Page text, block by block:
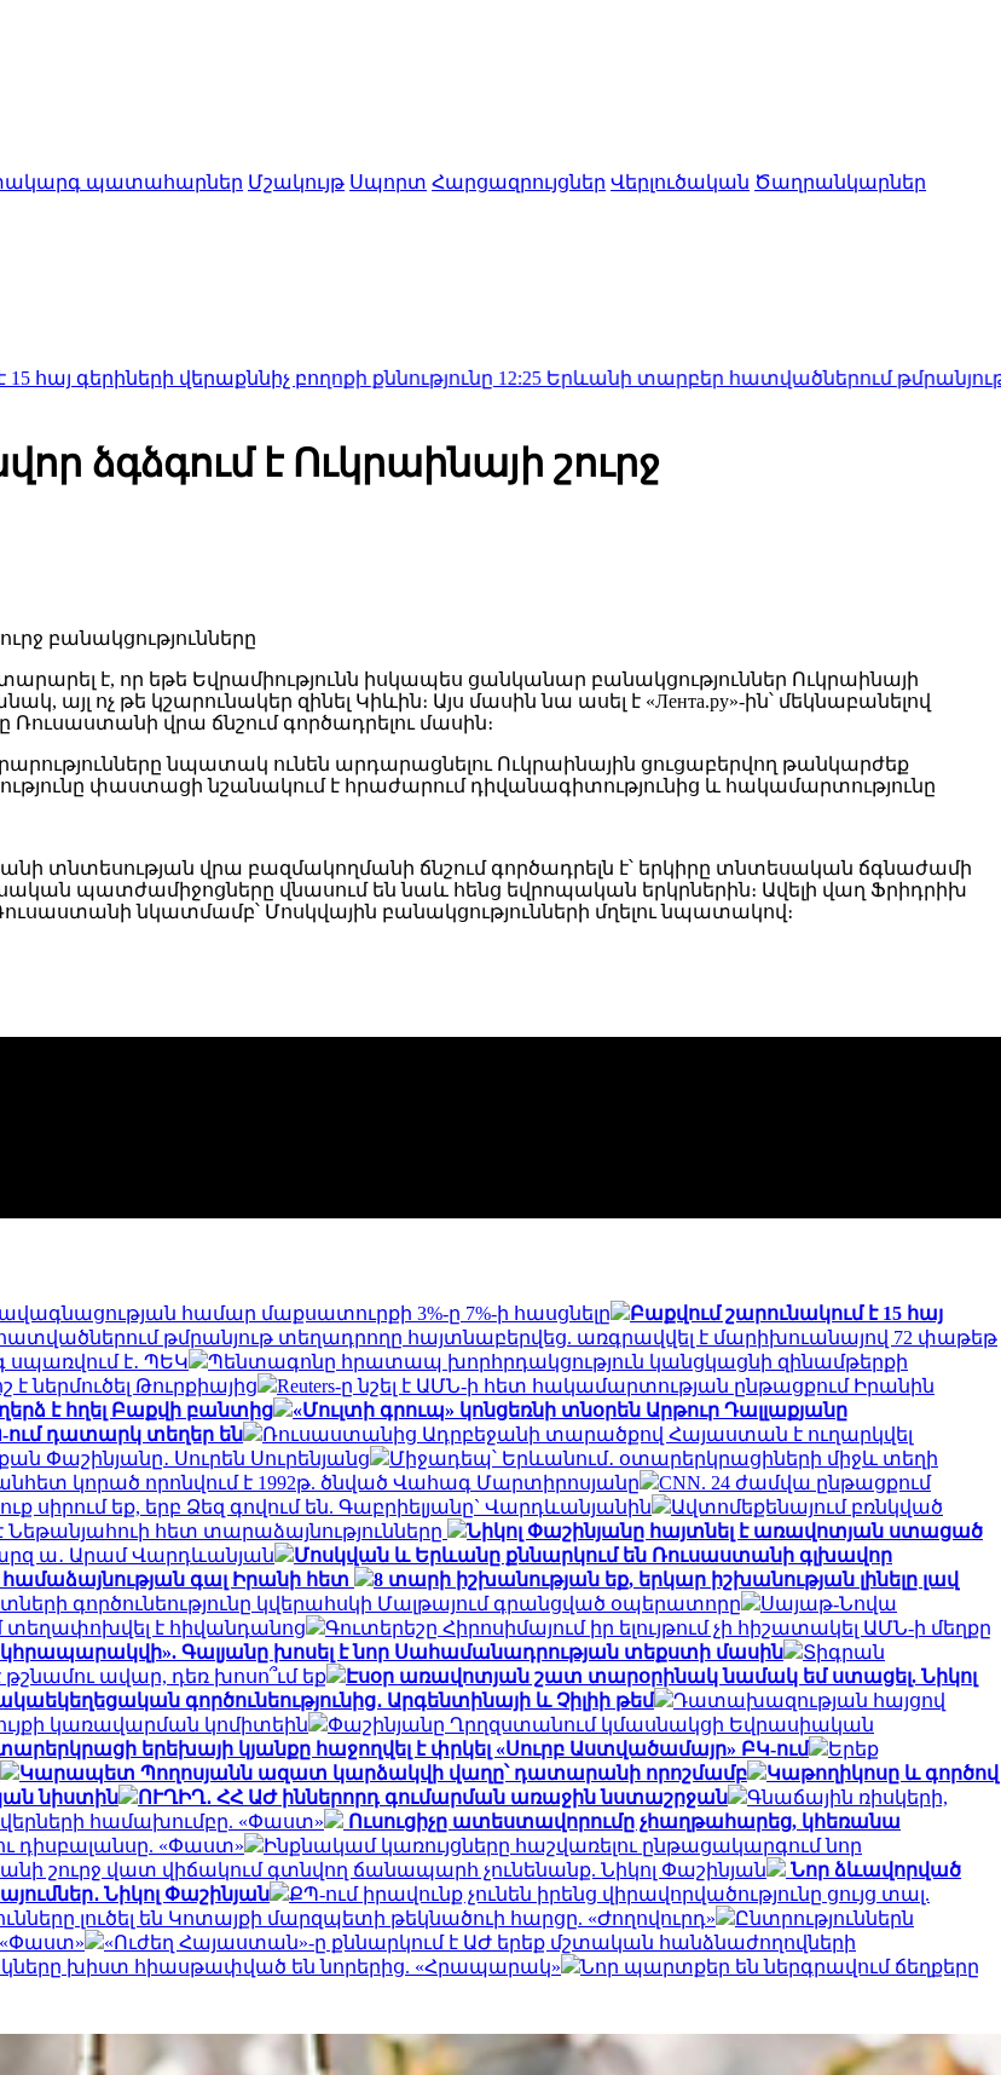
պատահարներ Մշակույթ Սպորտ Հարցազրույցներ Վերլուծական Ծաղրանկարներ
վերաքննիչ բողոքի քննությունը12:25Երևանի տարբեր հատվածներում թմրանյութ
ձգձգում է Ուկրաինայի շուրջ
է, որ եթե Եվրամիությունն իսկապես ցանկանար բանակցություններ Ուկրաինայի
ոչ թե կշարունակեր զինել Կիևին։ Այս մասին նա ասել է «Лента.ру»-ին՝ մեկնաբանելով
վրա ճնշում գործադրելու մասին։
նպատակ ունեն արդարացնելու Ուկրաինային ցուցաբերվող թանկարժեք
փաստացի նշանակում է հրաժարում դիվանագիտությունից և հակամարտությունը
տնտեսության վրա բազմակողմանի ճնշում գործադրելն է՝ երկիրը տնտեսական ճգնաժամի
պատժամիջոցները վնասում են նաև հենց եվրոպական երկրներին։ Ավելի վաղ Ֆրիդրիխ
նկատմամբ՝ Մոսկվային բանակցությունների մղելու նպատակով։
համար մաքսատուրքի 3%-ը 7%-ի հասցնելը
Բաքվում շարունակում է 15 հայ
թմրանյութ տեղադրողը հայտնաբերվեց. առգրավվել է մարիխուանայով 72 փաթեթ
սպառվում է․ ՊԵԿ
Պենտագոնը հրատապ խորհրդակցություն կանցկացնի զինամթերքի
ներմուծել Թուրքիայից
Reuters-ը նշել է ԱՄՆ-ի հետ հակամարտության ընթացքում Իրանին
է հղել Բաքվի բանտից
«Մուլտի գրուպ» կոնցեռնի տնօրեն Արթուր Դալլաքյանը
ում դատարկ տեղեր են
Ռուսաստանից Ադրբեջանի տարածքով Հայաստան է ուղարկվել
Փաշինյանը․ Սուրեն Սուրենյանց
Միջադեպ՝ Երևանում․ օտարերկրացիների միջև տեղի
կորած որոնվում է 1992թ. ծնված Վահագ Մարտիրոսյանը
CNN. 24 ժամվա ընթացքում
սիրում եք, երբ Ձեզ գովում են. Գաբրիելյանը` Վարդևանյանին
Ավտոմեքենայում բռնկված
Նեթանյահուի հետ տարաձայնությունները
Նիկոլ Փաշինյանը հայտնել է առավոտյան ստացած
ա․ Արամ Վարդևանյան
Մոսկվան և Երևանը քննարկում են Ռուսաստանի գլխավոր
համաձայնության գալ Իրանի հետ
8 տարի իշխանության եք, երկար իշխանության լինելը լավ
գործունեությունը կվերահսկի Մալթայում գրանցված օպերատորը
Սայաթ-Նովա
է հիվանդանոց
Գուտերեշը Հիրոսիմայում իր ելույթում չի հիշատակել ԱՄՆ-ի մեղքը
կհրապարակվի». Գալյանը խոսել է նոր Սահամանադրության տեքստի մասին
Տիգրան
թշնամու ավար, դեռ խոսո՞ւմ եք
Էսօր առավոտյան շատ տարօրինակ նամակ եմ ստացել. Նիկոլ
գործունեությունից․ Արգենտինայի և Չիլիի թեմ
Դատախազության հայցով
կառավարման կոմիտեին
Փաշինյանը Ղրղզստանում կմասնակցի Եվրասիական
երեխայի կյանքը հաջողվել է փրկել «Սուրբ Աստվածամայր» ԲԿ-ում
Երեք
Կարապետ Պողոսյանն ազատ կարձակվի վաղը՝ դատարանի որոշմամբ
Կաթողիկոսը և գործով
նիստին
ՈՒՂԻՂ․ ՀՀ ԱԺ իններորդ գումարման առաջին նստաշրջան
Գնաճային ռիսկերի,
համախումբը. «Փաստ»
Ուսուցիչը ատեստավորումը չհաղթահարեց, կհեռանա
դիսբալանսը. «Փաստ»
Ինքնակամ կառույցները հաշվառելու ընթացակարգում նոր
շուրջ վատ վիճակում գտնվող ճանապարհ չունենանք. Նիկոլ Փաշինյան
Նոր ձևավորված
Նիկոլ Փաշինյան
ՔՊ-ում իրավունք չունեն իրենց վիրավորվածությունը ցույց տալ.
լուծել են Կոտայքի մարզպետի թեկնածուի հարցը. «Ժողովուրդ»
Ընտրություններն
«Փաստ»
«Ուժեղ Հայաստան»-ը քննարկում է ԱԺ երեք մշտական հանձնաժողովների
խիստ հիասթափված են նորերից. «Հրապարակ»
Նոր պարտքեր են ներգրավում ճեղքերը